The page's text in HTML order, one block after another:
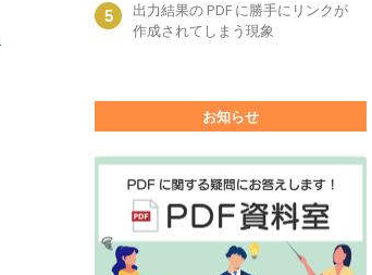
出力結果の PDF に勝手にリンクが
作成されてしまう現象
お知らせ